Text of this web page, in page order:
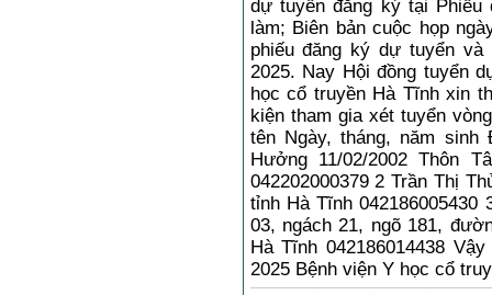
dự tuyển đăng ký tại
làm; Biên bản cuộc họp
phiếu đăng ký dự tuyển
2025. Nay Hội đồng tuyển
học cổ truyền Hà Tĩnh xin
kiện tham gia xét tuyển
tên Ngày, tháng, năm
Hưởng 11/02/2002 Thôn
042202000379 2 Trần Thị
tỉnh Hà Tĩnh 042186005430
03, ngách 21, ngõ 181,
Hà Tĩnh 042186014438
2025 Bệnh viện Y học cổ